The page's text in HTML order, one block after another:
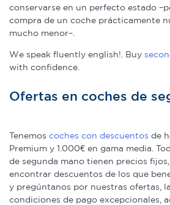
conservarse en un perfecto estado
compra de un coche prácticamente
mucho menor–.
We speak fluently english!. Buy
with confidence.
Ofertas en coches de
Tenemos coches con descuentos de
Premium y 1.000€ en gama media.
de segunda mano tienen precios
encontrar descuentos de los que
y pregúntanos por nuestras ofertas,
condiciones de pago excepcionales,